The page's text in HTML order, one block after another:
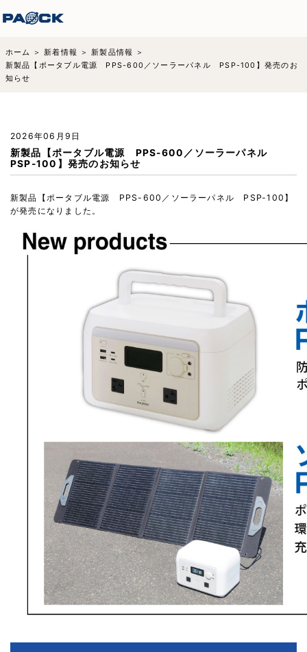
ホーム 新着情報
新製品情報
新製品【ポータブル電源 PPS-600／ソーラーパネル PSP-100】発売のお
知らせ
2026年06月9日
新製品【ポータブル電源 PPS-600／ソーラーパネル
PSP-100】発売のお知らせ
新製品【ポータブル電源 PPS-600／ソーラーパネル PSP-100】
が発売になりました。